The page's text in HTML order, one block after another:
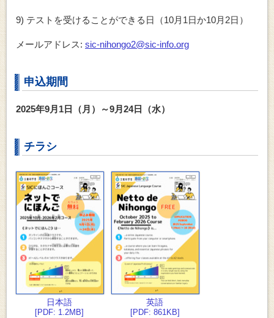
9) テストを受けることができる日（10月1日か10月2日）
メールアドレス: sic-nihongo2@sic-info.org
申込期間
2025年9月1日（月）～9月24日（水）
チラシ
日本語
[PDF: 1.2MB]
英語
[PDF: 861KB]